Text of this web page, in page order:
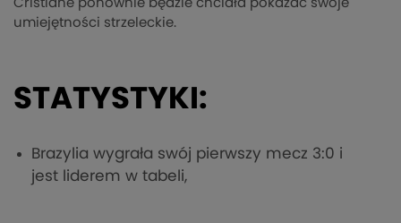
Cristiane ponownie będzie chciała pokazać swoje
umiejętności strzeleckie.
STATYSTYKI:
Brazylia wygrała swój pierwszy mecz 3:0 i
jest liderem w tabeli,